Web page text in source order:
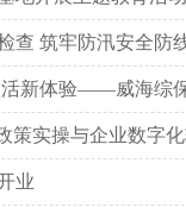
查 筑牢防汛安全防
新体验——威海综
实操与企业数字
业